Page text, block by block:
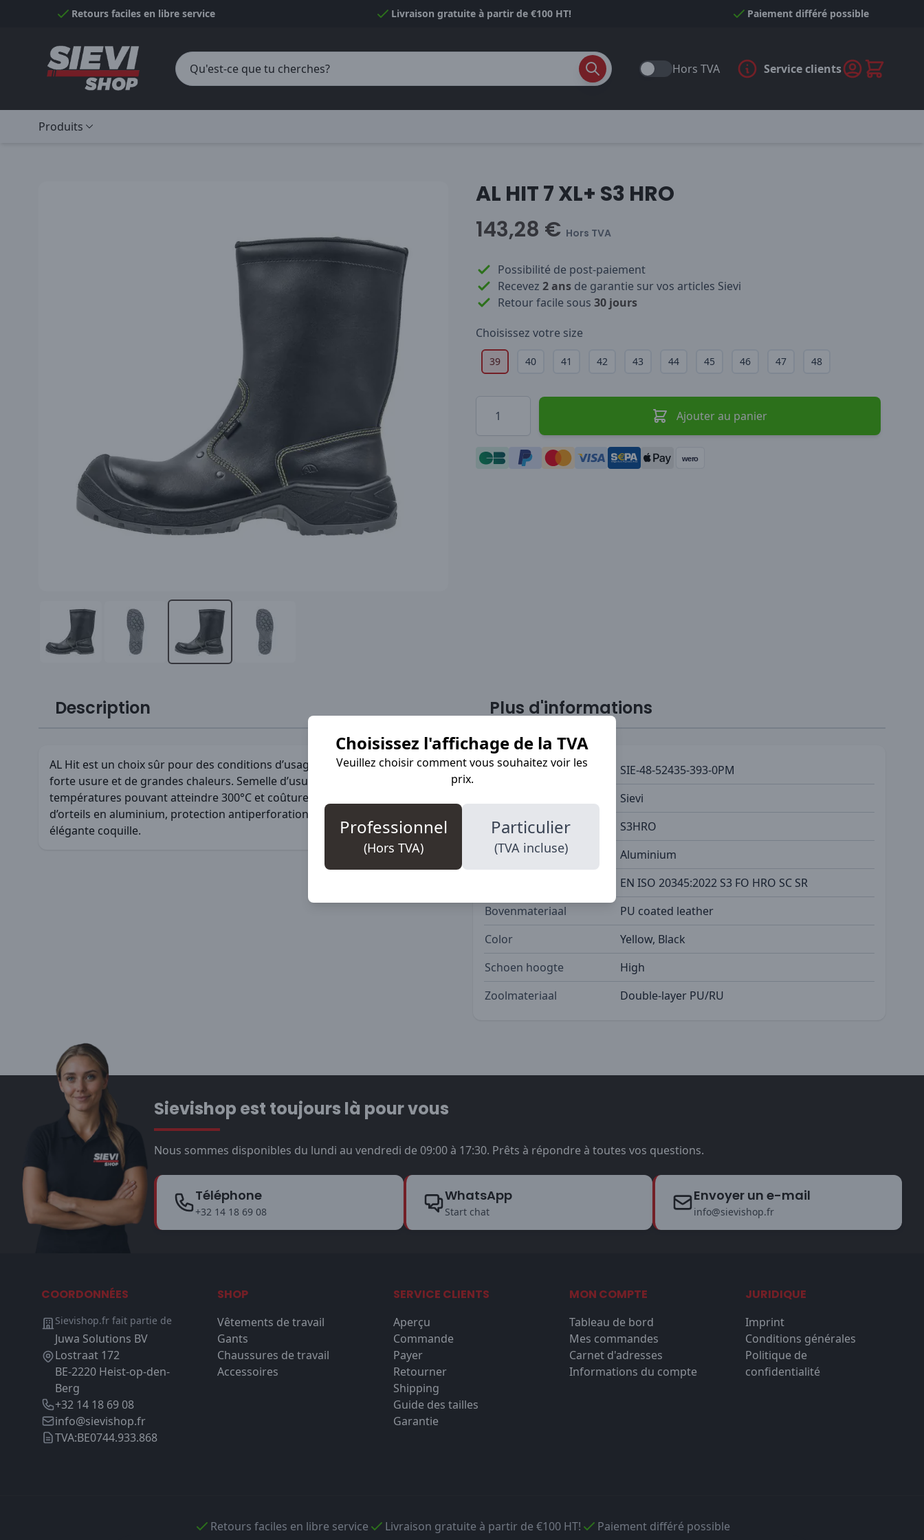
Passer au contenu
Choisissez l'affichage de la TVA
Veuillez choisir comment vous souhaitez voir les
prix.
Professionnel
(Hors TVA)
Particulier
(TVA incluse)
Retours faciles en libre service Livraison gratuite à partir de €100 HT! Paiement différé possible
Hors TVA Service clients
Produits
AL HIT 7 XL+ S3 HRO
143,28 € Hors TVA
Possibilité de post-paiement
Recevez 2 ans de garantie sur vos articles Sievi
Retour facile sous 30 jours
Choisissez votre size
39 40 41 42 43 44 45 46 47 48
Ajouter au panier
wero
Description
AL Hit est un choix sûr pour des conditions d’usage marquées par une
forte usure et de grandes chaleurs. Semelle d’usure résistante aux
températures pouvant atteindre 300°C et coûtures en Kevlar. Protection
d’orteils en aluminium, protection antiperforation en acier et claque à
élégante coquille.
Plus d'informations
SKU
SIE-48-52435-393-0PM
Sievi
S-normering
S3HRO
Teenbescherming
Aluminium
EN ISO 20345:2022 S3 FO HRO SC SR
Bovenmateriaal
PU coated leather
Color
Yellow, Black
Schoen hoogte
High
Zoolmateriaal
Double-layer PU/RU
Sievishop est toujours là pour vous
Nous sommes disponibles du lundi au vendredi de 09:00 à 17:30. Prêts à répondre à toutes vos questions.
Téléphone
+32 14 18 69 08
WhatsApp
Start chat
Envoyer un e-mail
info@sievishop.fr
COORDONNÉES
Sievishop.fr fait partie de
Juwa Solutions BV
Lostraat 172
BE-2220 Heist-op-den-
Berg
+32 14 18 69 08
info@sievishop.fr
TVA:BE0744.933.868
SHOP
Vêtements de travail
Gants
Chaussures de travail
Accessoires
SERVICE CLIENTS
Aperçu
Commande
Payer
Retourner
Shipping
Guide des tailles
Garantie
MON COMPTE
Tableau de bord
Mes commandes
Carnet d'adresses
Informations du compte
JURIDIQUE
Imprint
Conditions générales
Politique de
confidentialité
Retours faciles en libre service Livraison gratuite à partir de €100 HT! Paiement différé possible